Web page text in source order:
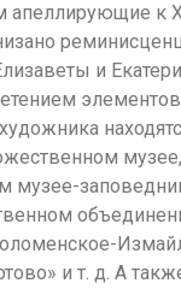
апеллирующие к
и
музее,
музее-
и т. д. А